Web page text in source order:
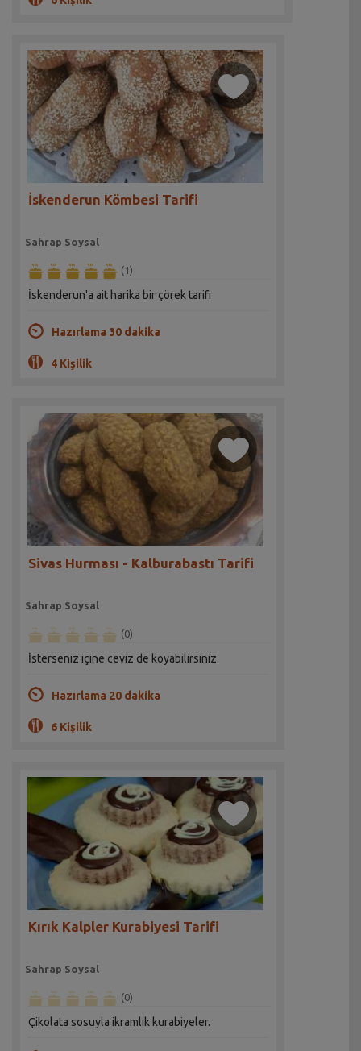
İskenderun Kömbesi Tarifi
Sahrap Soysal
(1)
İskenderun'a ait harika bir çörek tarifi
Hazırlama 30 dakika
4 Kişilik
Sivas Hurması - Kalburabastı Tarifi
Sahrap Soysal
(0)
İsterseniz içine ceviz de koyabilirsiniz.
Hazırlama 20 dakika
6 Kişilik
Kırık Kalpler Kurabiyesi Tarifi
Sahrap Soysal
(0)
Çikolata sosuyla ikramlık kurabiyeler.